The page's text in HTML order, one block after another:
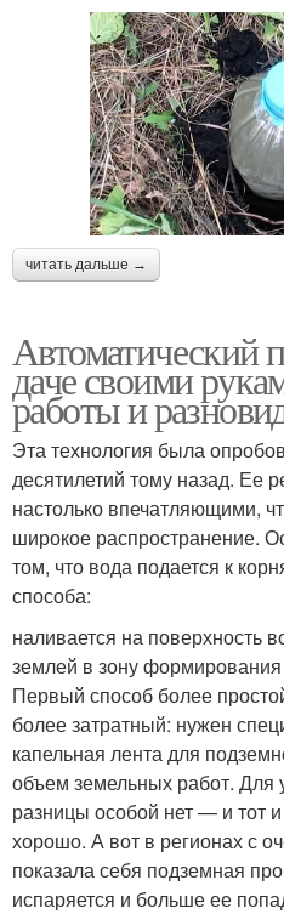
читать дальше →
Автоматический
даче своими
работы и
Эта технология была
десятилетий тому назад. Ее
настолько впечатляющими,
широкое распространение.
том, что вода подается к
способа:
наливается на поверхность
землей в зону формирования
Первый способ более
более затратный: нужен
капельная лента для
объем земельных работ. Для
разницы особой нет — и тот
хорошо. А вот в регионах с
показала себя подземная
испаряется и больше ее